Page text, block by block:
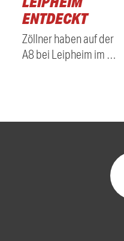
ENTDECKT
Zöllner haben auf der
A8 bei Leipheim im …